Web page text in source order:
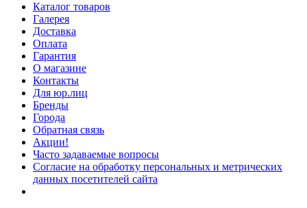
Каталог товаров
Галерея
Доставка
Оплата
Гарантия
О магазине
Контакты
Для юр.лиц
Бренды
Города
Обратная связь
Акции!
Часто задаваемые вопросы
Согласие на обработку персональных и метрических
данных посетителей сайта